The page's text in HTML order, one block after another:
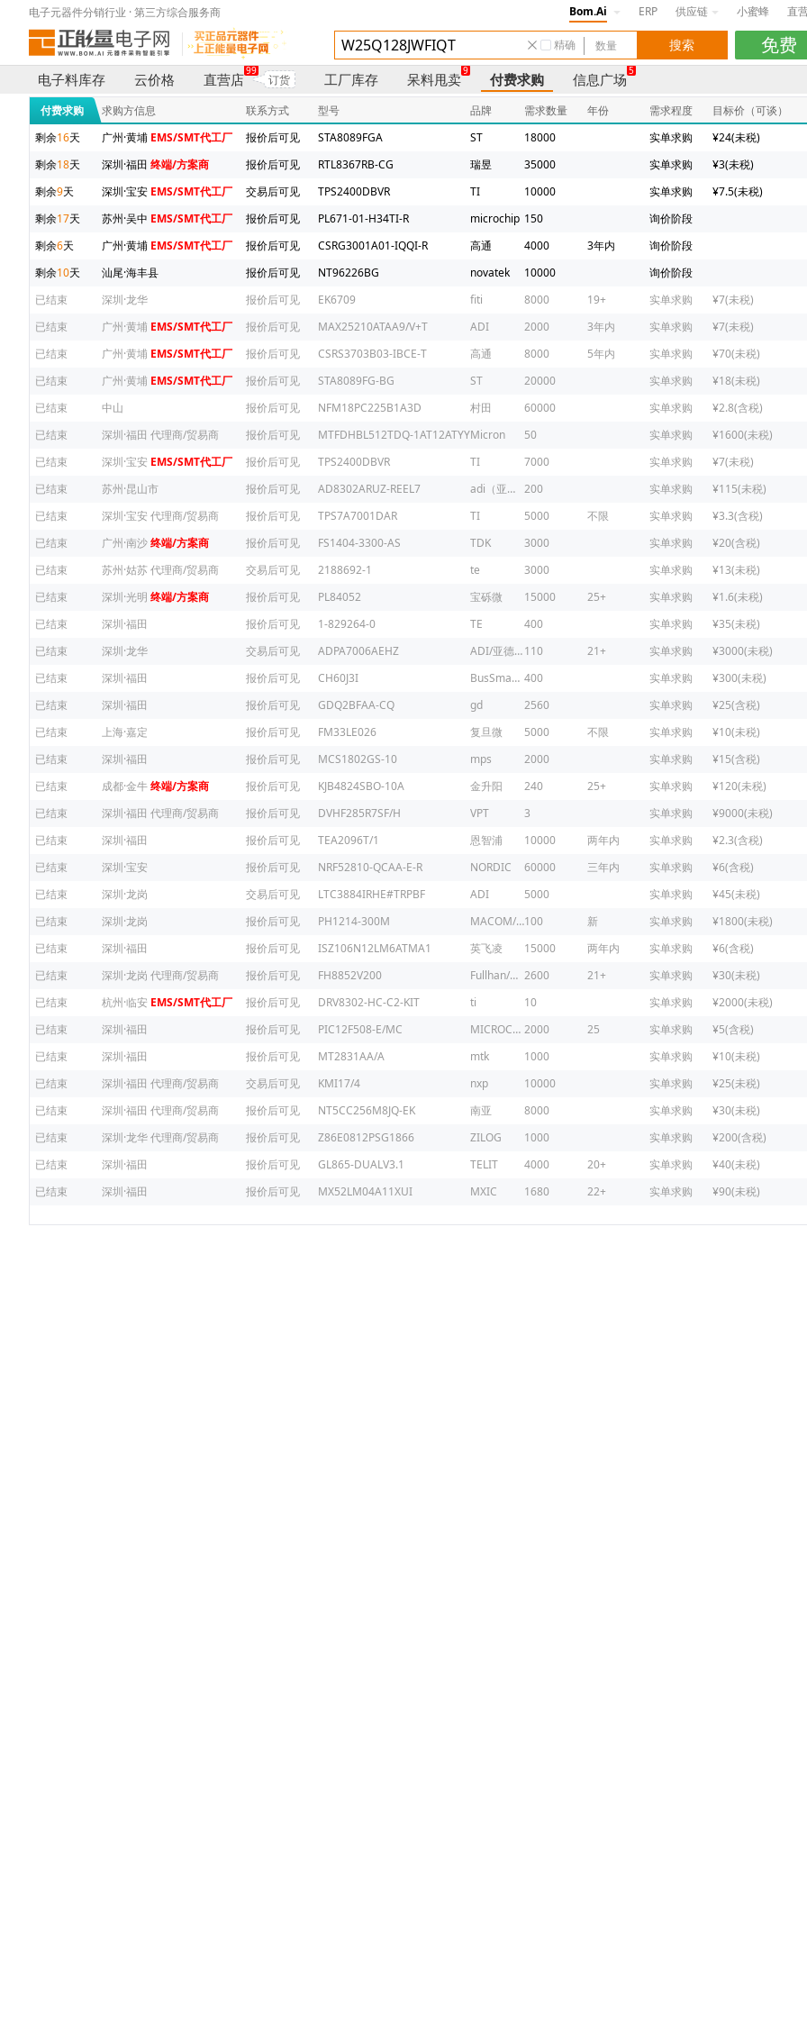
电子元器件分销行业 · 第三方综合服务商 Bom.Ai ERP 供应链 小蜜蜂 直
精确
电子料库存 云价格 直营店
99
订货 工厂库存 呆料甩卖
9
付费求购 信息广场
5
付费求购 求购方信息 联系方式 型号 品牌 需求数量 年份 需求程度 目标价（可谈）
剩余16天 广州·黄埔 EMS/SMT代工厂 报价后可见 STA8089FGA ST 18000 实单求购 ¥24(未税)
剩余18天 深圳·福田 终端/方案商 报价后可见 RTL8367RB-CG 瑞昱 35000 实单求购 ¥3(未税)
剩余9天 深圳·宝安 EMS/SMT代工厂 交易后可见 TPS2400DBVR TI 10000 实单求购 ¥7.5(未税)
剩余17天 苏州·吴中 EMS/SMT代工厂 报价后可见 PL671-01-H34TI-R microchip 150 询价阶段
剩余6天 广州·黄埔 EMS/SMT代工厂 报价后可见 CSRG3001A01-IQQI-R 高通 4000 3年内 询价阶段
剩余10天 汕尾·海丰县 报价后可见 NT96226BG novatek 10000 询价阶段
已结束
深圳·龙华 报价后可见 EK6709 fiti 8000 19+ 实单求购 ¥7(未税)
已结束
广州·黄埔 EMS/SMT代工厂 报价后可见 MAX25210ATAA9/V+T ADI 2000 3年内 实单求购 ¥7(未税)
已结束
广州·黄埔 EMS/SMT代工厂 报价后可见 CSRS3703B03-IBCE-T 高通 8000 5年内 实单求购 ¥70(未税)
已结束
广州·黄埔 EMS/SMT代工厂 报价后可见 STA8089FG-BG ST 20000 实单求购 ¥18(未税)
已结束
中山 报价后可见 NFM18PC225B1A3D 村田 60000 实单求购 ¥2.8(含税)
已结束
深圳·福田 代理商/贸易商 报价后可见 MTFDHBL512TDQ-1AT12ATYYMicron 50 实单求购 ¥1600(未税)
已结束
深圳·宝安 EMS/SMT代工厂 报价后可见 TPS2400DBVR TI 7000 实单求购 ¥7(未税)
已结束
苏州·昆山市 报价后可见 AD8302ARUZ-REEL7 adi（亚德诺） 200 实单求购 ¥115(未税)
已结束
深圳·宝安 代理商/贸易商 报价后可见 TPS7A7001DAR TI 5000 不限 实单求购 ¥3.3(含税)
已结束
广州·南沙终端/方案商 报价后可见 FS1404-3300-AS TDK 3000 实单求购 ¥20(含税)
已结束
苏州·姑苏代理商/贸易商 交易后可见 2188692-1 te 3000 实单求购 ¥13(未税)
已结束
深圳·光明 终端/方案商 报价后可见 PL84052 宝砾微 15000 25+ 实单求购 ¥1.6(未税)
已结束
深圳·福田 报价后可见 1-829264-0 TE 400 实单求购 ¥35(未税)
已结束
深圳·龙华 交易后可见 ADPA7006AEHZ ADI/亚德诺110 21+ 实单求购 ¥3000(未税)
已结束
深圳·福田 报价后可见 CH60J3I BusSmaNN 400 实单求购 ¥300(未税)
已结束
深圳·福田 报价后可见 GDQ2BFAA-CQ gd 2560 实单求购 ¥25(含税)
已结束
上海·嘉定 报价后可见 FM33LE026 复旦微 5000 不限 实单求购 ¥10(未税)
已结束
深圳·福田 报价后可见 MCS1802GS-10 mps 2000 实单求购 ¥15(含税)
已结束
成都·金牛终端/方案商 报价后可见 KJB4824SBO-10A 金升阳 240 25+ 实单求购 ¥120(未税)
已结束
深圳·福田 代理商/贸易商 报价后可见 DVHF285R7SF/H VPT 3 实单求购 ¥9000(未税)
已结束
深圳·福田 报价后可见 TEA2096T/1 恩智浦 10000 两年内 实单求购 ¥2.3(含税)
已结束
深圳·宝安 报价后可见 NRF52810-QCAA-E-R NORDIC 60000 三年内 实单求购 ¥6(含税)
已结束
深圳·龙岗 交易后可见 LTC3884IRHE#TRPBF ADI 5000 实单求购 ¥45(未税)
已结束
深圳·龙岗 报价后可见 PH1214-300M MACOM/镁可100 新 实单求购 ¥1800(未税)
已结束
深圳·福田 报价后可见 ISZ106N12LM6ATMA1 英飞凌 15000 两年内 实单求购 ¥6(含税)
已结束
深圳·龙岗 代理商/贸易商 报价后可见 FH8852V200 Fullhan/富瀚微 2600 21+ 实单求购 ¥30(未税)
已结束
杭州·临安 EMS/SMT代工厂 报价后可见 DRV8302-HC-C2-KIT ti 10 实单求购 ¥2000(未税)
已结束
深圳·福田 报价后可见 PIC12F508-E/MC MICROCHIP 2000 25 实单求购 ¥5(含税)
已结束
深圳·福田 报价后可见 MT2831AA/A mtk 1000 实单求购 ¥10(未税)
已结束
深圳·福田 代理商/贸易商 交易后可见 KMI17/4 nxp 10000 实单求购 ¥25(未税)
已结束
深圳·福田 代理商/贸易商 报价后可见 NT5CC256M8JQ-EK 南亚 8000 实单求购 ¥30(未税)
已结束
深圳·龙华代理商/贸易商 报价后可见 Z86E0812PSG1866 ZILOG 1000 实单求购 ¥200(含税)
已结束
深圳·福田 报价后可见 GL865-DUALV3.1 TELIT 4000 20+ 实单求购 ¥40(未税)
已结束
深圳·福田 报价后可见 MX52LM04A11XUI MXIC 1680 22+ 实单求购 ¥90(未税)